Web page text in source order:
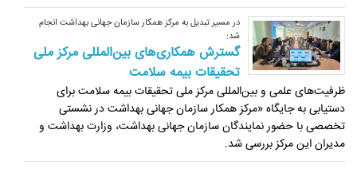
در مسیر تبدیل به مرکز همکار سازمان جهانی بهداشت انجام
شد:
گسترش همکاری‌های بین‌المللی مرکز ملی
تحقیقات بیمه سلامت
ظرفیت‌های علمی و بین‌المللی مرکز ملی تحقیقات بیمه سلامت برای
دستیابی به جایگاه «مرکز همکار سازمان جهانی بهداشت در نشستی
تخصصی با حضور نمایندگان سازمان جهانی بهداشت، وزارت بهداشت و
مدیران این مرکز بررسی شد.